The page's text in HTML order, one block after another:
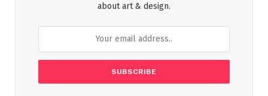
about art & design.